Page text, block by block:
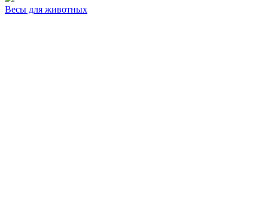
Весы для животных